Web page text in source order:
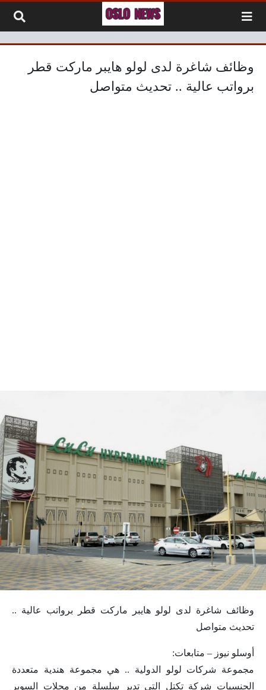
وظائف شاغرة لدى لولو هايبر ماركت قطر
برواتب عالية .. تحديث متواصل
وظائف شاغرة لدى لولو هايبر ماركت قطر برواتب عالية ..
تحديث متواصل
أوسلو نيوز – متابعات:
مجموعة شركات لولو الدولية .. هي مجموعة هندية متعددة
الجنسيات شركة تكتل التي تدير سلسلة من محلات السوبر